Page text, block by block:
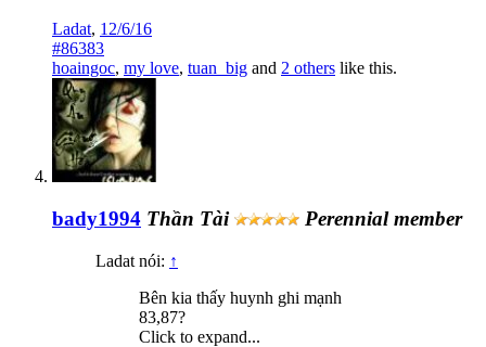
Ladat, 12/6/16
#86383
hoaingoc, my love, tuan_big and 2 others like this.
bady1994 Thần Tài Perennial member
Ladat nói: ↑
Bên kia thấy huynh ghi mạnh
83,87?
Click to expand...